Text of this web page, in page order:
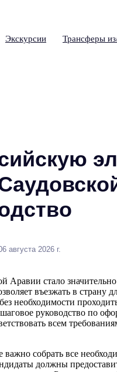
Экскурсии Трансферы
августа 2026 г.
Аравии стало
въезжать в страну
необходимости
руководство по
всем
собрать все
должны